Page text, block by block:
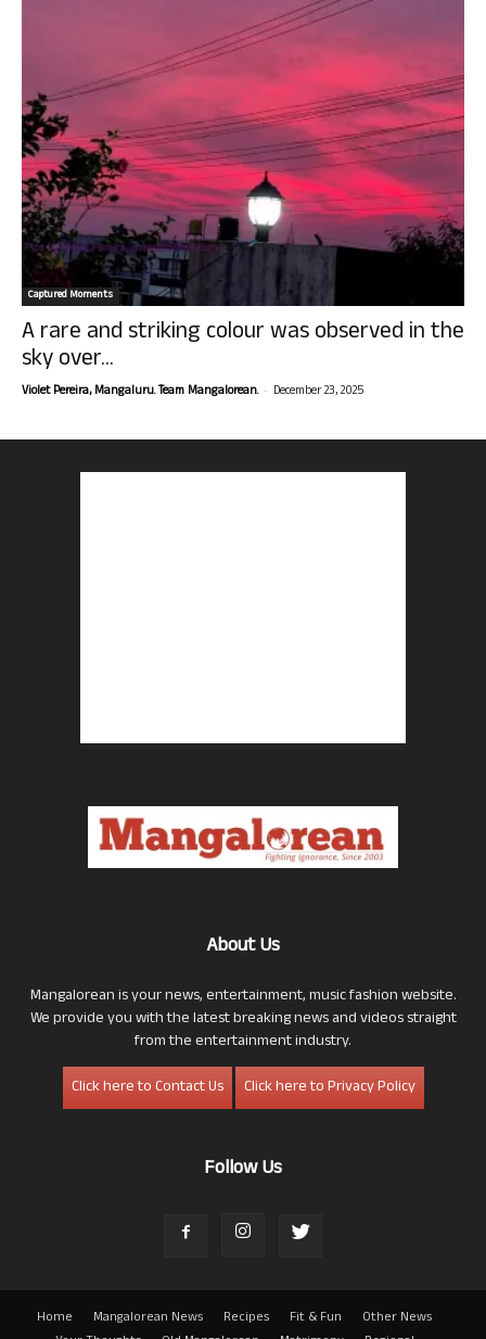
Captured Moments
A rare and striking colour was observed in the
sky over...
Violet Pereira, Mangaluru. Team Mangalorean. - December 23, 2025
About Us
Mangalorean is your news, entertainment, music fashion website.
We provide you with the latest breaking news and videos straight
from the entertainment industry.
Click here to Contact Us
Click here to Privacy Policy
Follow Us
Home Mangalorean News Recipes Fit & Fun
Other News